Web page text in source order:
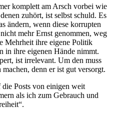
komplett am Arsch vorbei wie
zuhört, ist selbst schuld. Es
ändern, wenn diese korrupten
mehr Ernst genommen, weg
Mehrheit ihre eigene Politik
in ihre eigenen Hände nimmt.
ist irrelevant. Um den muss
denn er ist gut versorgt.
Posts von einigen weit
als ich zum Gebrauch und